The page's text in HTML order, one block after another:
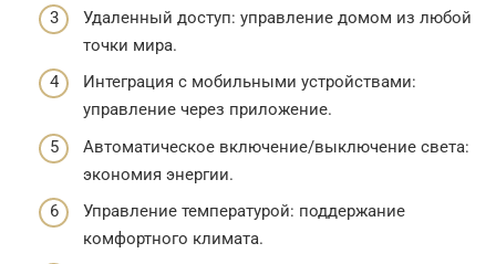
Удаленный доступ: управление домом из любой
точки мира.
Интеграция с мобильными устройствами:
управление через приложение.
Автоматическое включение/выключение света:
экономия энергии.
Управление температурой: поддержание
комфортного климата.